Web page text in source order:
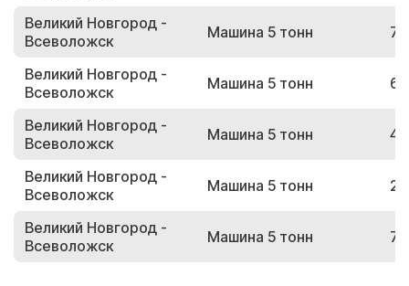
Великий Новгород -
Всеволожск
Машина 5 тонн
Великий Новгород -
Всеволожск
Машина 5 тонн
Великий Новгород -
Всеволожск
Машина 5 тонн
Великий Новгород -
Всеволожск
Машина 5 тонн
Великий Новгород -
Всеволожск
Машина 5 тонн